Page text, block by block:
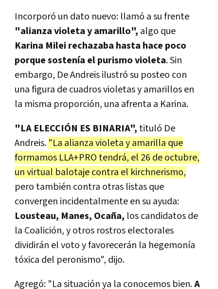
Incorporó un dato nuevo: llamó a su frente
"alianza violeta y amarillo", algo que
Karina Milei rechazaba hasta hace poco
porque sostenía el purismo violeta. Sin
embargo, De Andreis ilustró su posteo con
una figura de cuadros violetas y amarillos en
la misma proporción, una afrenta a Karina.
"LA ELECCIÓN ES BINARIA", tituló De
Andreis. "La alianza violeta y amarilla que
formamos LLA+PRO tendrá, el 26 de octubre,
un virtual balotaje contra el kirchnerismo,
pero también contra otras listas que
convergen incidentalmente en su ayuda:
Lousteau, Manes, Ocaña, los candidatos de
la Coalición, y otros rostros electorales
dividirán el voto y favorecerán la hegemonía
tóxica del peronismo", dijo.
Agregó: "La situación ya la conocemos bien.A